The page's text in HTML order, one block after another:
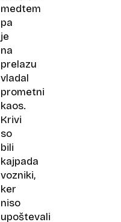
medtem
pa
je
na
prelazu
vladal
prometni
kaos.
Krivi
so
bili
kajpada
vozniki,
ker
niso
upoštevali